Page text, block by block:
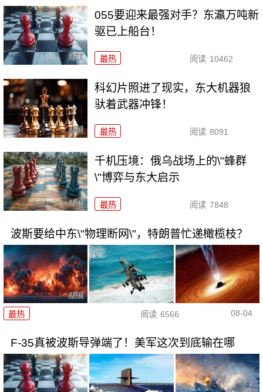
055要迎来最强对手？东瀛万吨新
驱已上船台！
最热 阅读 10462
科幻片照进了现实，东大机器狼
驮着武器冲锋！
最热 阅读 8091
千机压境：俄乌战场上的\"蜂群
\"博弈与东大启示
最热 阅读 7848
波斯要给中东\"物理断网\"，特朗普忙递橄榄枝？
最热 阅读 6566 08-04
F-35真被波斯导弹端了！美军这次到底输在哪